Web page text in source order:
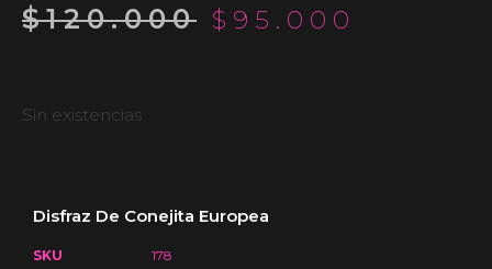
$120.000 $ 95.000
Sin existencias
Disfraz De Conejita Europea
SKU
178